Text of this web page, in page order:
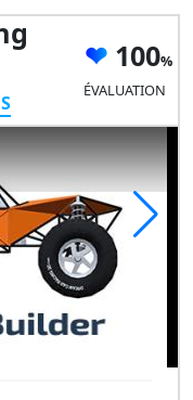
100
ÉVALUATION
Dream Car